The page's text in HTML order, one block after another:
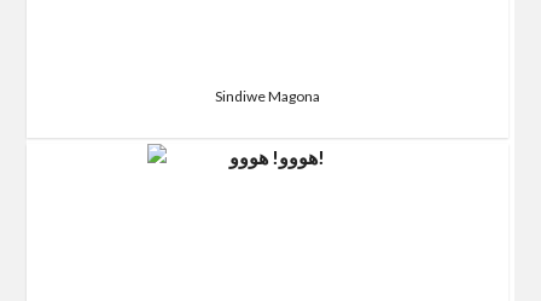
Sindiwe Magona